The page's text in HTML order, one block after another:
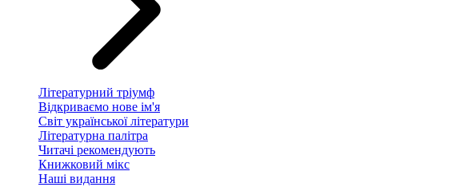
Літературний тріумф
Відкриваємо нове ім'я
Світ української літератури
Літературна палітра
Читачі рекомендують
Книжковий мікс
Наші видання